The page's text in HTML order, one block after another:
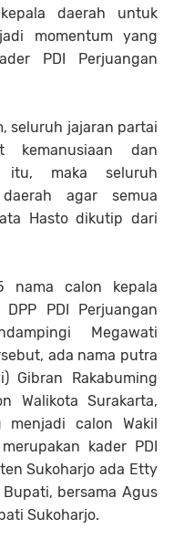
daerah untuk
momentum yang
PDI Perjuangan
seluruh jajaran partai
kemanusiaan dan
itu, maka seluruh
agar semua
Hasto dikutip dari
nama calon kepala
PDI Perjuangan
Megawati
ada nama putra
Gibran Rakabuming
Walikota Surakarta,
menjadi calon Wakil
kader PDI
Sukoharjo ada Etty
bersama Agus
Sukoharjo.